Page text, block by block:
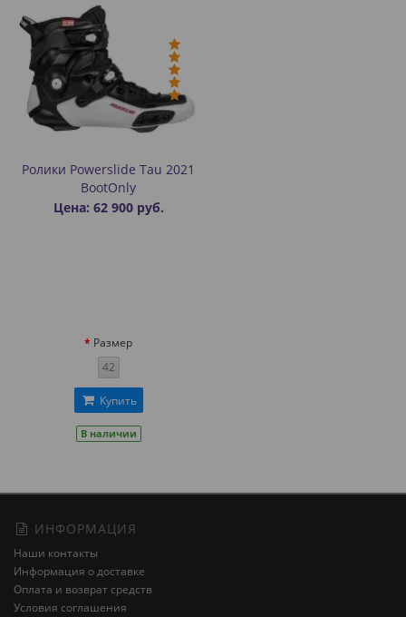
Ролики Powerslide Tau 2021
BootOnly
Цена: 62 900 руб.
Размер
42
Купить
В наличии
ИНФОРМАЦИЯ
Наши контакты
Информация о доставке
Оплата и возврат средств
Условия соглашения